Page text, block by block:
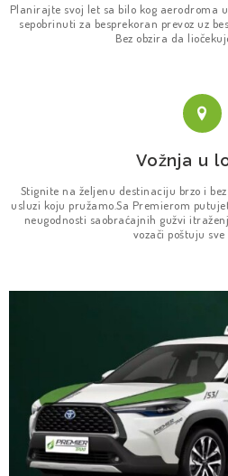
Planirajte svoj let sa bilo kog aerodroma
sepobrinuti za besprekoran prevoz uz
Bez obzira da
Vožnja u
Stignite na željenu destinaciju brzo i
usluzi koju pružamo.Sa Premierom
neugodnosti saobraćajnih gužvi
vozači poštuju sve